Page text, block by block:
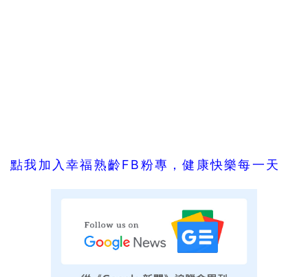
點我加入幸福熟齡FB粉專，健康快樂每一天